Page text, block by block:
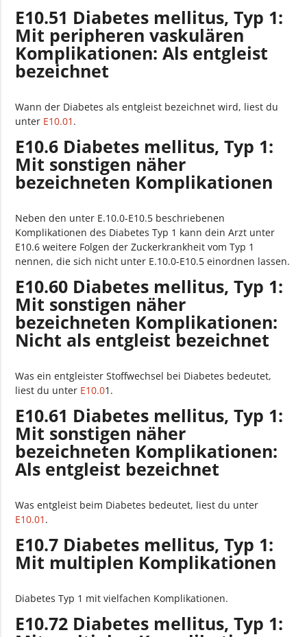
E10.51 Diabetes mellitus, Typ 1:
Mit peripheren vaskulären
Komplikationen: Als entgleist
bezeichnet
Wann der Diabetes als entgleist bezeichnet wird, liest du
unter E10.01 .
E10.6 Diabetes mellitus, Typ 1:
Mit sonstigen näher
bezeichneten Komplikationen
Neben den unter E.10.0-E10.5 beschriebenen
Komplikationen des Diabetes Typ 1 kann dein Arzt unter
E10.6 weitere Folgen der Zuckerkrankheit vom Typ 1
nennen, die sich nicht unter E.10.0-E10.5 einordnen lassen.
E10.60 Diabetes mellitus, Typ 1:
Mit sonstigen näher
bezeichneten Komplikationen:
Nicht als entgleist bezeichnet
Was ein entgleister Stoffwechsel bei Diabetes bedeutet,
liest du unter E10.01.
E10.61 Diabetes mellitus, Typ 1:
Mit sonstigen näher
bezeichneten Komplikationen:
Als entgleist bezeichnet
Was entgleist beim Diabetes bedeutet, liest du unter
E10.01 .
E10.7 Diabetes mellitus, Typ 1:
Mit multiplen Komplikationen
Diabetes Typ 1 mit vielfachen Komplikationen.
E10.72 Diabetes mellitus, Typ 1: